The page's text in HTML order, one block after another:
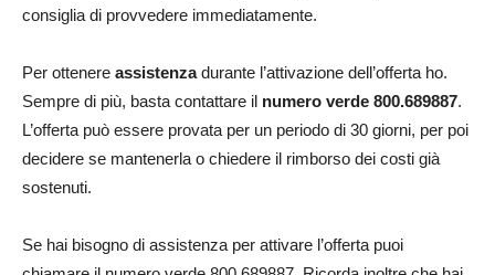
consiglia di provvedere immediatamente.
Per ottenere assistenzadurante l’attivazione dell’offerta ho.
Sempre di più, basta contattare il numero verde 800.689887.
L’offerta può essere provata per un periodo di 30 giorni, per poi
decidere se mantenerla o chiedere il rimborso dei costi già
sostenuti.
Se hai bisogno di assistenza per attivare l’offerta puoi